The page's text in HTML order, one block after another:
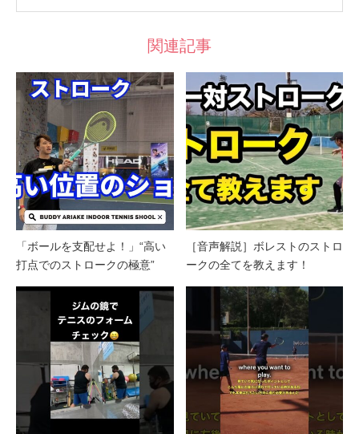
関連記事
「ボールを支配せよ！」“高い
打点でのストロークの極意”
［音声解説］ボレストのストロ
ークの全てを教えます！